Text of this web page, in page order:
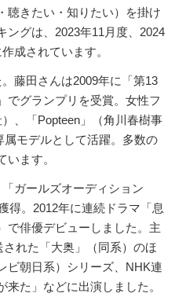
聴きたい・知りたい）を掛け
ングは、2023年11月度、2024
成されています。
藤田さんは2009年に「第13
でグランプリを受賞。女性フ
、「Popteen」（角川春樹事
モデルとして活躍。多数の
ます。
ガールズオーディション
得。2012年に連続ドラマ「息
で俳優デビューしました。主
れた「大奥」（同系）のほ
ビ朝日系）シリーズ、NHK連
た」などに出演しました。